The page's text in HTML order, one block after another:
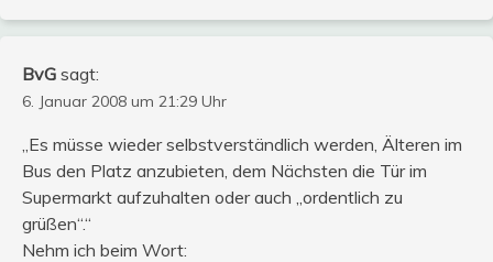
BvG sagt:
6. Januar 2008 um 21:29 Uhr
„Es müsse wieder selbstverständlich werden, Älteren im
Bus den Platz anzubieten, dem Nächsten die Tür im
Supermarkt aufzuhalten oder auch „ordentlich zu
grüßen“.“
Nehm ich beim Wort: